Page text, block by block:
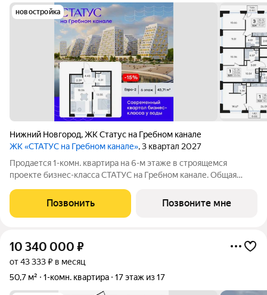
новостройка
Нижний Новгород,ЖК Статус на Гребном канале
ЖК «СТАТУС на Гребном канале», 3 квартал 2027
Продается 1-комн. квартира на 6-м этаже в строящемся
проекте бизнес-класса СТАТУС на Гребном канале. Общая
отведено под жилую и 18,06 кв. м под кухонную зону. Номер
квартиры - 321.
Позвонить Позвоните мне
10 340 000 ₽
от 43 333 ₽ в месяц
50,7 м²
1-комн. квартира 17 этаж из 17